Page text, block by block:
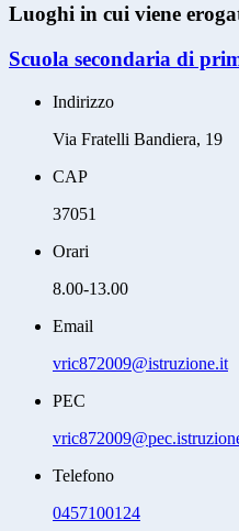
Luoghi in cui viene
Scuola secondaria di
Indirizzo
Via Fratelli Bandiera, 19
CAP
37051
Orari
8.00-13.00
Email
vric872009@istruzione.it
PEC
Telefono
0457100124